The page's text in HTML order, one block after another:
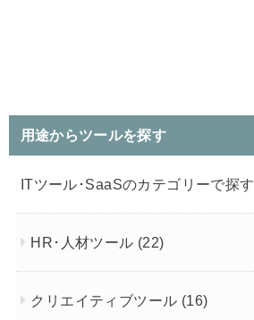
用途からツールを探す
ITツール･SaaSのカテゴリーで探す
HR･人材ツール (22)
クリエイティブツール (16)